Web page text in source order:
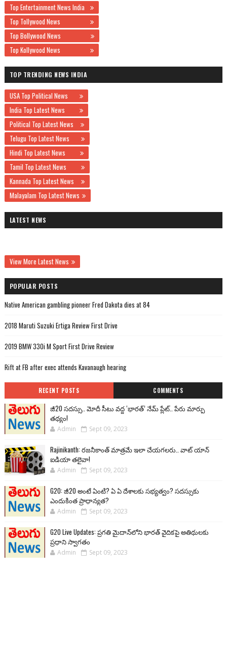
Top Entertainment News India
Top Tollywood News
Top Bollywood News
Top Kollywood News
TOP TRENDING NEWS INDIA
USA Top Political News
India Top Latest News
Political Top Latest News
Telugu Top Latest News
Hindi Top Latest News
Tamil Top Latest News
Kannada Top Latest News
Malayalam Top Latest News
LATEST NEWS
View More Latest News
POPULAR POSTS
Native American gambling pioneer Fred Dakota dies at 84
2018 Maruti Suzuki Ertiga Review First Drive
2019 BMW 330i M Sport First Drive Review
Rift at FB after exec attends Kavanaugh hearing
RECENT POSTS COMMENTS
జీ20 సదస్సు.. మోదీ సీటు వద్ద ‘భారత్’ నేమ్ ప్లేట్‌.. పేరు మార్పు
తథ్యం!
Admin Sept 09, 2023
Rajinikanth: రజనీకాంత్ మాత్రమే ఇలా చేయగలరు.. వాట్ యాన్
ఐడియా తలైవా!
Admin Sept 09, 2023
G20: జీ20 అంటే ఏంటి? ఏ ఏ దేశాలకు సభ్యత్వం? సదస్సుకు
ఎందుకింత ప్రాధాన్యత?
Admin Sept 09, 2023
G20 Live Updates: ప్రగతి మైదాన్‌లోని భారత్ వైదికపై అతిథులకు
ప్రధాని స్వాగతం
Admin Sept 09, 2023